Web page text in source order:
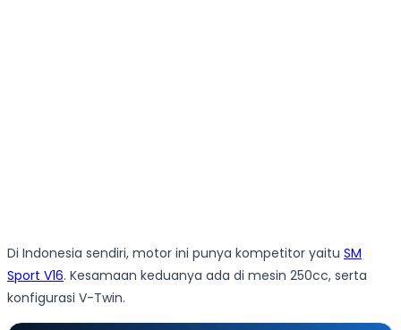
Di Indonesia sendiri, motor ini punya kompetitor yaitu SM
Sport V16. Kesamaan keduanya ada di mesin 250cc, serta
konfigurasi V-Twin.